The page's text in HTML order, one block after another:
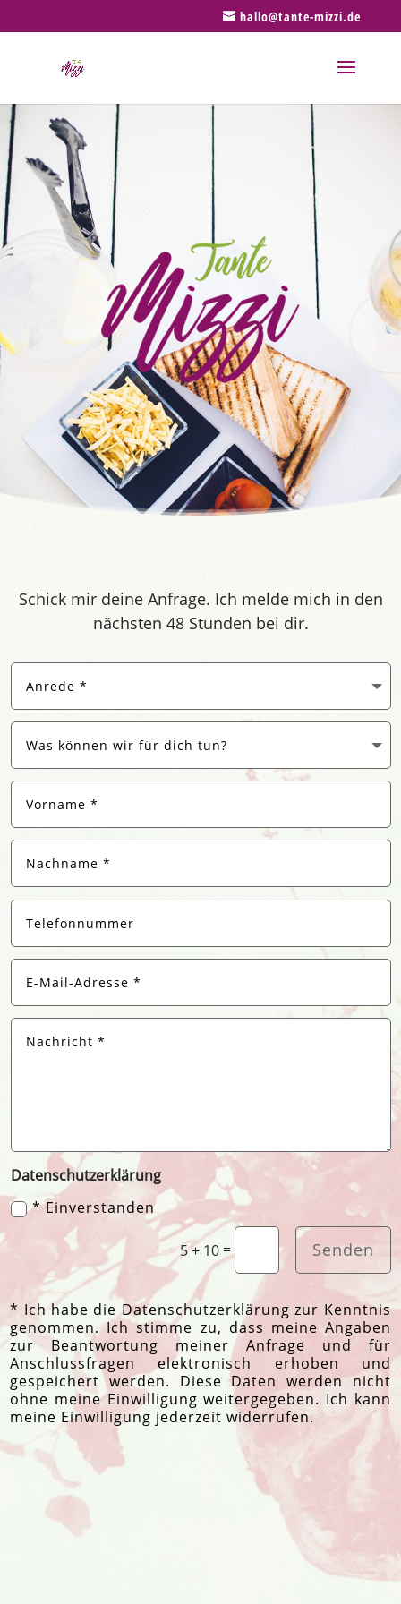
hallo@tante-mizzi.de
Schick mir deine Anfrage. Ich melde mich in den
nächsten 48 Stunden bei dir.
Datenschutzerklärung
* Einverstanden
5 + 10= Senden
* Ich habe die Datenschutzerklärung zur Kenntnis
genommen. Ich stimme zu, dass meine Angaben
zur Beantwortung meiner Anfrage und für
Anschlussfragen elektronisch erhoben und
gespeichert werden. Diese Daten werden nicht
ohne meine Einwilligung weitergegeben. Ich kann
meine Einwilligung jederzeit widerrufen.